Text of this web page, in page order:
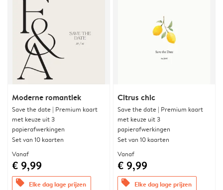
Moderne romantiek
Save the date | Premium kaart
met keuze uit 3
papierafwerkingen
Set van 10 kaarten
Vanaf
€ 9,99
offers Elke dag lage prijzen
Citrus chic
Save the date | Premium kaart
met keuze uit 3
papierafwerkingen
Set van 10 kaarten
Vanaf
€ 9,99
offers Elke dag lage prijzen